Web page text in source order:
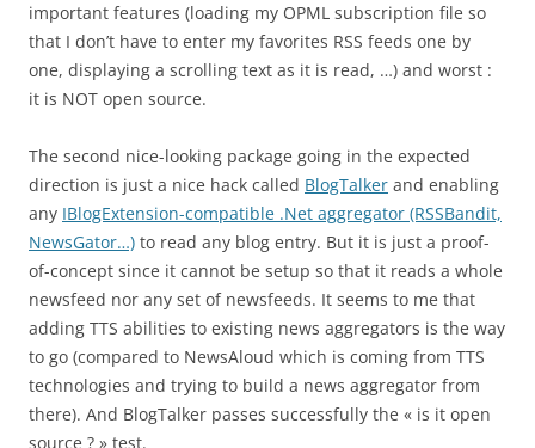
important features (loading my OPML subscription file so
that I don’t have to enter my favorites RSS feeds one by
one, displaying a scrolling text as it is read, …) and worst :
it is NOT open source.
The second nice-looking package going in the expected
direction is just a nice hack called BlogTalker and enabling
any IBlogExtension-compatible .Net aggregator (RSSBandit,
NewsGator…) to read any blog entry. But it is just a proof-
of-concept since it cannot be setup so that it reads a whole
newsfeed nor any set of newsfeeds. It seems to me that
adding TTS abilities to existing news aggregators is the way
to go (compared to NewsAloud which is coming from TTS
technologies and trying to build a news aggregator from
there). And BlogTalker passes successfully the « is it open
source ? » test.